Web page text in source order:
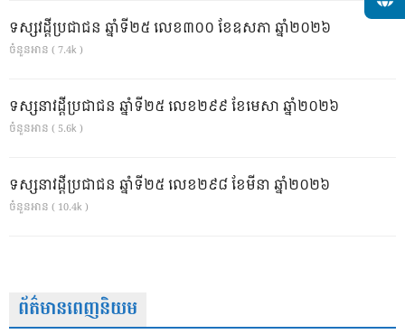
ទស្សវដ្តីប្រជាជន ឆ្នាំទី២៥ លេខ៣០០ ខែឧសភា ឆ្នាំ២០២៦
ចំនួនអាន ( 7.4k )
ទស្សនាវដ្ដីប្រជាជន ឆ្នាំទី២៥ លេខ២៩៩ ខែមេសា ឆ្នាំ២០២៦
ចំនួនអាន ( 5.6k )
ទស្សនាវដ្ដីប្រជាជន ឆ្នាំទី២៥ លេខ២៩៨ ខែមីនា ឆ្នាំ២០២៦
ចំនួនអាន ( 10.4k )
ព័ត៌មានពេញនិយម